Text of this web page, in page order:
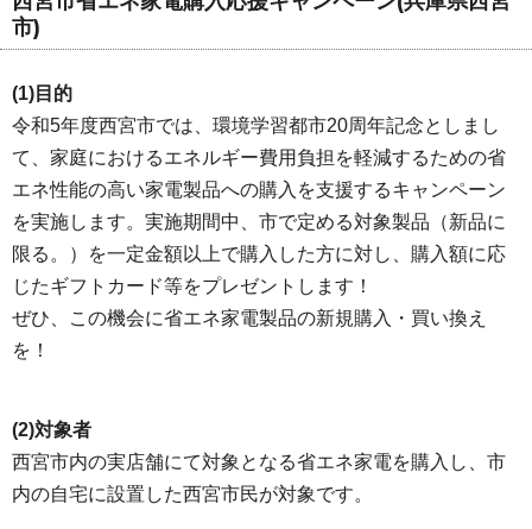
市)
(1)目的
令和5年度西宮市では、環境学習都市20周年記念としまし
て、家庭におけるエネルギー費用負担を軽減するための省
エネ性能の高い家電製品への購入を支援するキャンペーン
を実施します。実施期間中、市で定める対象製品（新品に
限る。）を一定金額以上で購入した方に対し、購入額に応
じたギフトカード等をプレゼントします！
ぜひ、この機会に省エネ家電製品の新規購入・買い換え
を！
(2)対象者
西宮市内の実店舗にて対象となる省エネ家電を購入し、市
内の自宅に設置した西宮市民が対象です。